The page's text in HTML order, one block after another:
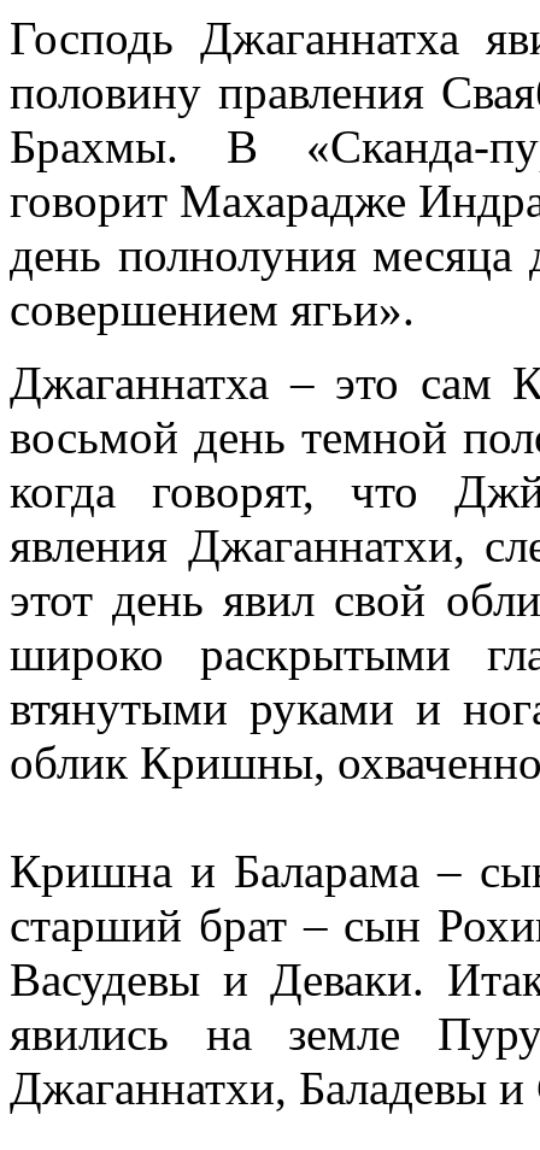
Господь Джаганнатха
половину правления
Брахмы. В «Сканда-
говорит Махарадже
день полнолуния
совершением ягьи».
Джаганнатха – это
восьмой день темной
когда говорят, что
явления Джаганнатхи,
этот день явил свой
широко раскрытыми
втянутыми руками и
облик Кришны,
Кришна и Баларама –
старший брат – сын
Васудевы и Деваки.
явились на земле
Джаганнатхи, Баладевы